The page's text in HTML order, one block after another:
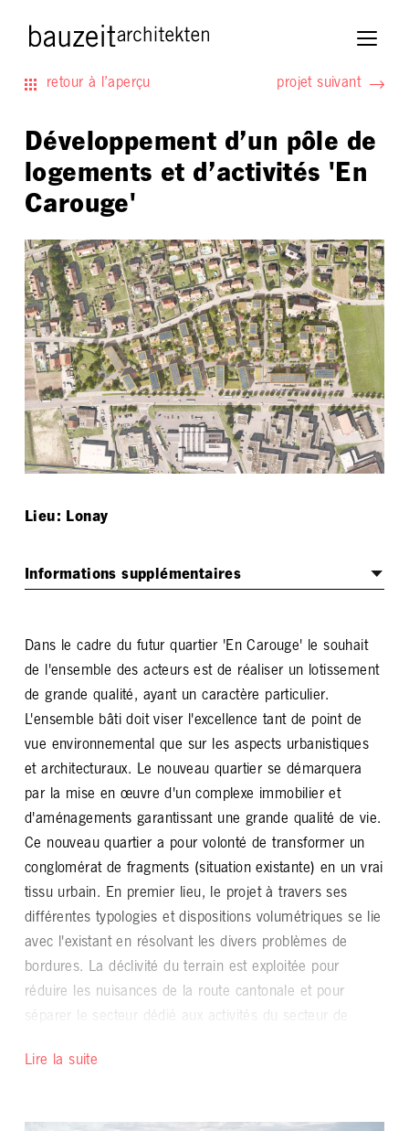
retour à l’aperçu projet suivant
Développement d’un pôle de
logements et d’activités 'En
Carouge'
Lieu: Lonay
Informations supplémentaires
Étude-test, 1. Prix 2019
Maître de l’ouvrage
Commune de Lonay
Collaborations
Urbaplan PA
SP
42'000 m2 (zone "En Carouge")
18'000 m2 d'espaces verts publics
Dans le cadre du futur quartier 'En Carouge' le souhait
de l'ensemble des acteurs est de réaliser un lotissement
de grande qualité, ayant un caractère particulier.
L'ensemble bâti doit viser l'excellence tant de point de
vue environnemental que sur les aspects urbanistiques
et architecturaux. Le nouveau quartier se démarquera
par la mise en œuvre d'un complexe immobilier et
d'aménagements garantissant une grande qualité de vie.
Ce nouveau quartier a pour volonté de transformer un
conglomérat de fragments (situation existante) en un vrai
tissu urbain. En premier lieu, le projet à travers ses
différentes typologies et dispositions volumétriques se lie
avec l'existant en résolvant les divers problèmes de
bordures. La déclivité du terrain est exploitée pour
réduire les nuisances de la route cantonale et pour
séparer le secteur dédié aux activités du secteur de
En deuxième lieu il crée un paysage urbain vivant,
Lire la suite